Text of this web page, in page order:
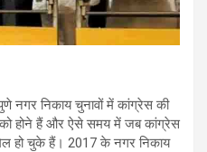
नगर निकाय चुनावों में कांग्रेस की
होने हैं और ऐसे समय में जब कांग्रेस
हो चुके हैं। 2017 के नगर निकाय